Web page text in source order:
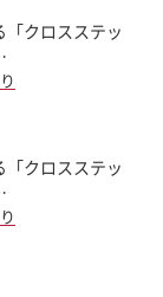
「クロスステッ
「クロスステッ